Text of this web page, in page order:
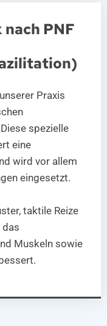
PNF
Praxis
spezielle
eine
wird vor allem
eingesetzt.
taktile Reize
das
Muskeln sowie